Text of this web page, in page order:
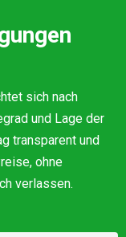
sich nach
und Lage der
transparent und
ohne
verlassen.